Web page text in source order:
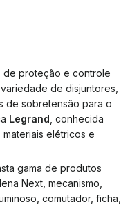
de proteção e controle
de disjuntores,
de sobretensão para o
Legrand , conhecida
elétricos e
gama de produtos
Next, mecanismo,
comutador, ficha,